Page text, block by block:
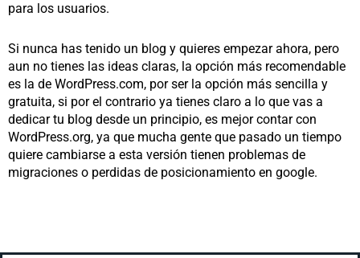
para los usuarios.
Si nunca has tenido un blog y quieres empezar ahora, pero
aun no tienes las ideas claras, la opción más recomendable
es la de WordPress.com, por ser la opción más sencilla y
gratuita, si por el contrario ya tienes claro a lo que vas a
dedicar tu blog desde un principio, es mejor contar con
WordPress.org, ya que mucha gente que pasado un tiempo
quiere cambiarse a esta versión tienen problemas de
migraciones o perdidas de posicionamiento en google.